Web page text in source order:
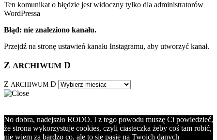
Ten komunikat o błędzie jest widoczny tylko dla administratorów
WordPressa
Błąd: nie znaleziono kanału.
Przejdź na stronę ustawień kanału Instagramu, aby utworzyć kanał.
Z ARCHIWUM D
Z ARCHIWUM D
No dobra, nadejszło RODO. I z tego powodu muszę Ci powiedzieć,
że strona wykorzystuje cookies, czyli ciasteczka żeby coś tam robić,
nie wiem za bardzo co, ale to się pasie na Twoich danych